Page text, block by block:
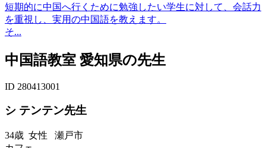
短期的に中国へ行くために勉強したい学生に対して、会話力
を重視し、実用の中国語を教えます。
そ...
中国語教室 愛知県の先生
ID 280413001
シ テンテン先生
34歳 女性 瀬戸市